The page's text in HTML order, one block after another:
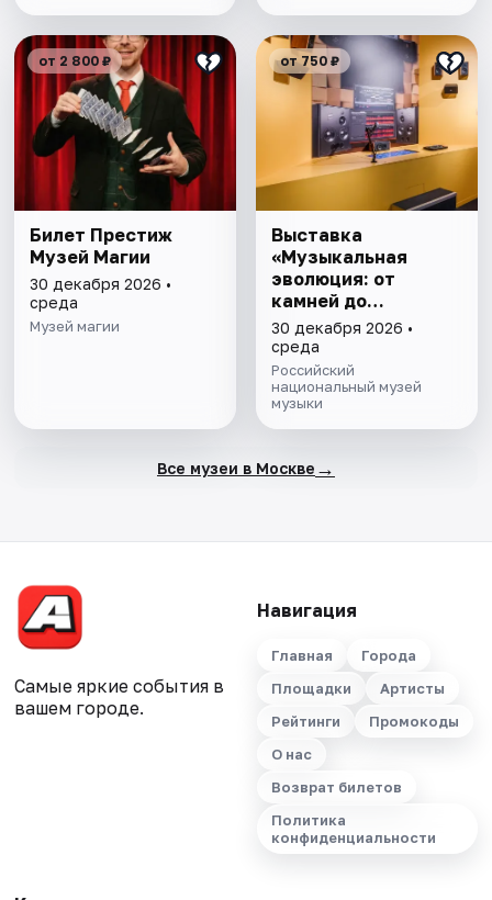
от 2 800 ₽
Билет Престиж
Музей Магии
30 декабря 2026 •
среда
Музей магии
от 750 ₽
Выставка
«Музыкальная
эволюция: от
камней до
нейросети»
30 декабря 2026 •
среда
Российский
национальный музей
музыки
Все музеи в Москве →
Самые яркие события в
вашем городе.
Навигация
Главная
Города
Площадки
Артисты
Рейтинги
Промокоды
О нас
Возврат билетов
Политика
конфиденциальности